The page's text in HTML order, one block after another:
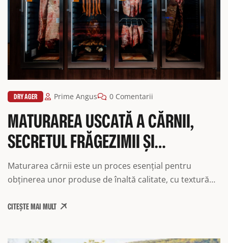
DRY AGER Prime Angus 0 Comentarii
MATURAREA USCATĂ A CĂRNII,
SECRETUL FRĂGEZIMII ȘI
AROMELOR INTENSE
Maturarea cărnii este un proces esențial pentru
obținerea unor produse de înaltă calitate, cu textură
Specialiști în carne, ne dedicăm oferirii celor mai bune
CITEȘTE MAI MULT